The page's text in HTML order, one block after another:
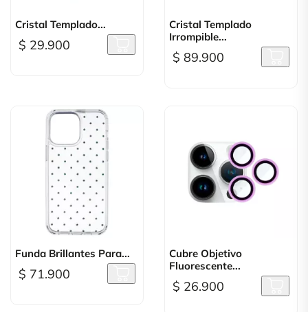
Cristal Templado...
$ 29.900
Cristal Templado
Irrompible...
$ 89.900
Funda Brillantes Para...
$ 71.900
Cubre Objetivo
Fluorescente...
$ 26.900